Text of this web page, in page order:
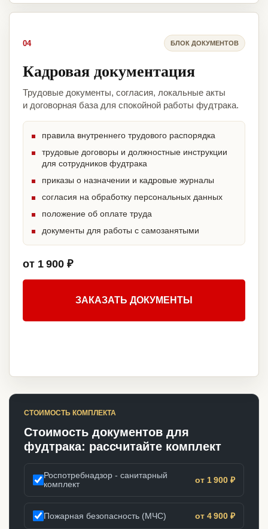
04 БЛОК ДОКУМЕНТОВ
Кадровая документация
Трудовые документы, согласия, локальные акты
и договорная база для спокойной работы фудтрака.
правила внутреннего трудового распорядка
трудовые договоры и должностные инструкции
для сотрудников фудтрака
приказы о назначении и кадровые журналы
согласия на обработку персональных данных
положение об оплате труда
документы для работы с самозанятыми
от 1 900 ₽
ЗАКАЗАТЬ ДОКУМЕНТЫ
СТОИМОСТЬ КОМПЛЕКТА
Стоимость документов для
фудтрака: рассчитайте комплект
Роспотребнадзор - санитарный
комплект
от 1 900 ₽
Пожарная безопасность (МЧС) от 4 900 ₽